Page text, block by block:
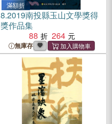
滿額折
8.2019南投縣玉山文學獎得
獎作品集
88
264
無庫存